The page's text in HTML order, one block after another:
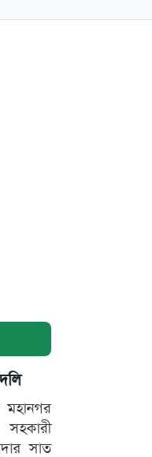
মহানগর
সাত